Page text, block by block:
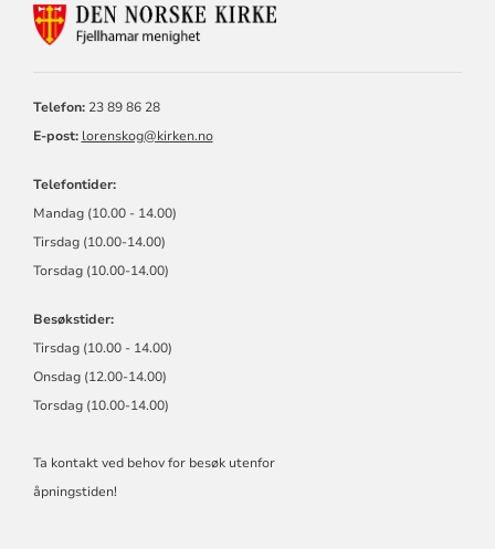
KONTAKTINFORMASJON
Telefon: 23 89 86 28
E-post: lorenskog@kirken.no
Telefontider:
Mandag (10.00 - 14.00)
Tirsdag (10.00-14.00)
Torsdag (10.00-14.00)
Besøkstider:
Tirsdag (10.00 - 14.00)
Onsdag (12.00-14.00)
Torsdag (10.00-14.00)
Ta kontakt ved behov for besøk utenfor
åpningstiden!